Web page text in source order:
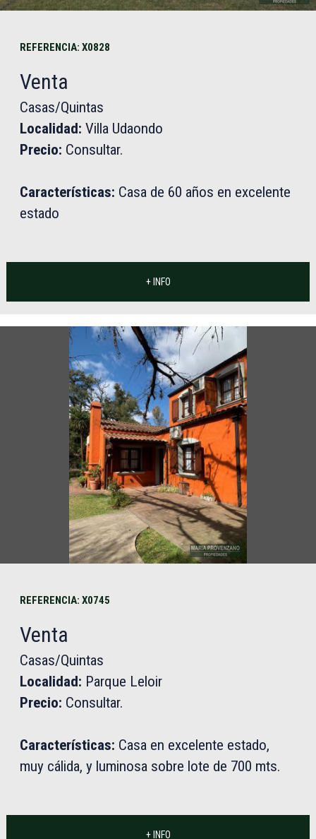
REFERENCIA: X0828
Venta
Casas/Quintas
Localidad: Villa Udaondo
Precio: Consultar.
Características: Casa de 60 años en excelente
estado
+ INFO
REFERENCIA: X0745
Venta
Casas/Quintas
Localidad: Parque Leloir
Precio: Consultar.
Características: Casa en excelente estado,
muy cálida, y luminosa sobre lote de 700 mts.
+ INFO